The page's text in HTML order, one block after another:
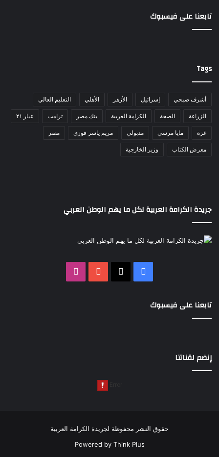
تابعنا على فيسبوك
Tags
أشرف صبحي إسرائيل الأزهر الأهلي التعليم العالي
الزراعة الصحة الكرامة العربية بنك مصر ترامب عيار ٢١
غزة مايا مرسي مدبولي مريم ياسر فوزي مصر
معرض الكتاب وزير الخارجية
جريدة الكرامة العربية لكل ما يهم الوطن العربي
فيسبوك ‫YouTube
تابعنا على فيسبوك
إنضم لقناتنا
حقوق النشر محفوظة لجريدة الكرامة العربية
Powered by Think Plus